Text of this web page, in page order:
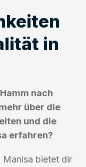
in
nach
über die
und die
erfahren?
Manisa bietet dir